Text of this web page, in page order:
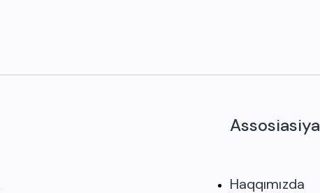
Assosiasiya
Haqqımızda